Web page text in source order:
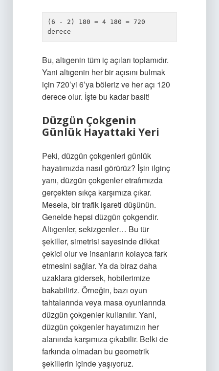
(6 - 2) 180 = 4 180 = 720
derece
Bu, altıgenin tüm iç açıları toplamıdır.
Yani altıgenin her bir açısını bulmak
için 720’yi 6’ya böleriz ve her açı 120
derece olur. İşte bu kadar basit!
Düzgün Çokgenin
Günlük Hayattaki Yeri
Peki, düzgün çokgenleri günlük
hayatımızda nasıl görürüz? İşin ilginç
yanı, düzgün çokgenler etrafımızda
gerçekten sıkça karşımıza çıkar.
Mesela, bir trafik işareti düşünün.
Genelde hepsi düzgün çokgendir.
Altıgenler, sekizgenler… Bu tür
şekiller, simetrisi sayesinde dikkat
çekici olur ve insanların kolayca fark
etmesini sağlar. Ya da biraz daha
uzaklara gidersek, hobilerimize
bakabiliriz. Örneğin, bazı oyun
tahtalarında veya masa oyunlarında
düzgün çokgenler kullanılır. Yani,
düzgün çokgenler hayatımızın her
alanında karşımıza çıkabilir. Belki de
farkında olmadan bu geometrik
şekillerin içinde yaşıyoruz.